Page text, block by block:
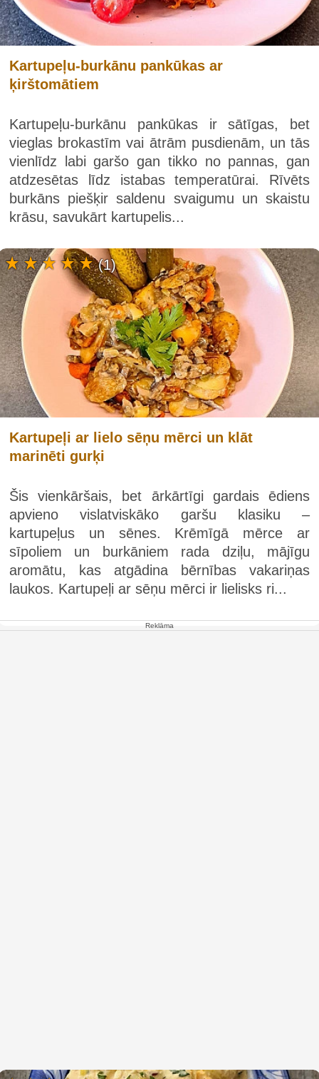
Kartupeļu-burkānu pankūkas ar
ķirštomātiem
Kartupeļu-burkānu pankūkas ir sātīgas, bet
vieglas brokastīm vai ātrām pusdienām, un tās
vienlīdz labi garšo gan tikko no pannas, gan
atdzesētas līdz istabas temperatūrai. Rīvēts
burkāns piešķir saldenu svaigumu un skaistu
krāsu, savukārt kartupelis...
Kartupeļi ar lielo sēņu mērci un klāt
marinēti gurķi
Šis vienkāršais, bet ārkārtīgi gardais ēdiens
apvieno vislatviskāko garšu klasiku –
kartupeļus un sēnes. Krēmīgā mērce ar
sīpoliem un burkāniem rada dziļu, mājīgu
aromātu, kas atgādina bērnības vakariņas
laukos. Kartupeļi ar sēņu mērci ir lielisks ri...
(1)
Reklāma